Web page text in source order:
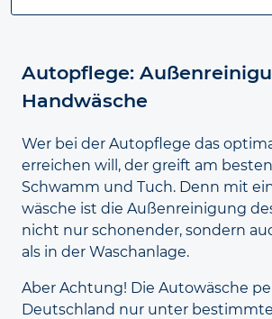
Autopflege:
Hand­wäsche
Wer bei der Autopflege das
erreichen will, der greift am
Schwamm und Tuch. Denn mit
wäsche ist die Außenreinigung
nicht nur schonender, sondern
als in der Waschanlage.
Aber Achtung! Die Autowäsche
Deutschland nur unter